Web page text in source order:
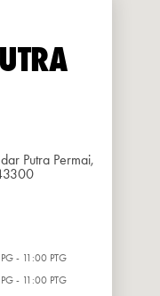
Putra Permai,
- 11:00 PTG
- 11:00 PTG